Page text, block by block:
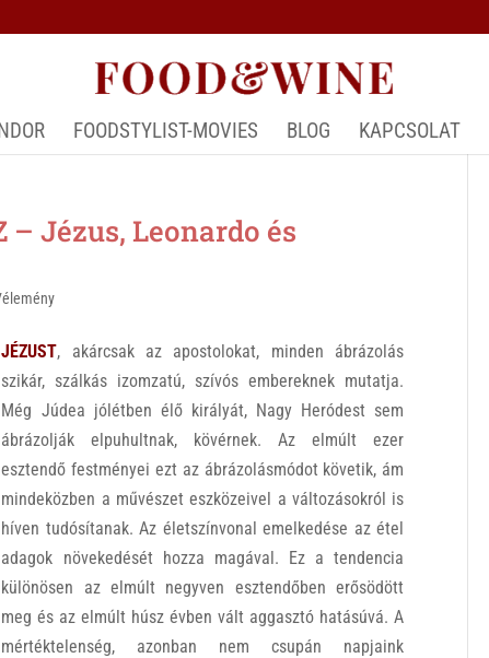
FOODSTYLIST-MOVIES BLOG KAPCSOLAT
– Jézus, Leonardo és
JÉZUST, akárcsak az apostolokat, minden ábrázolás
szikár, szálkás izomzatú, szívós embereknek mutatja.
Még Júdea jólétben élő királyát, Nagy Heródest sem
ábrázolják elpuhultnak, kövérnek. Az elmúlt ezer
esztendő festményei ezt az ábrázolásmódot követik, ám
mindeközben a művészet eszközeivel a változásokról is
híven tudósítanak. Az életszínvonal emelkedése az étel
adagok növekedését hozza magával. Ez a tendencia
különösen az elmúlt negyven esztendőben erősödött
meg és az elmúlt húsz évben vált aggasztó hatásúvá. A
mértéktelenség, azonban nem csupán napjaink